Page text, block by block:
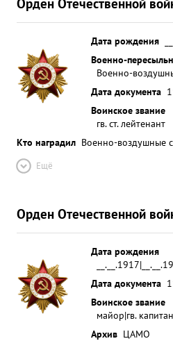
Дата рождения
Военно-
Военно-
Дата документа
Воинское звание
гв. ст. лейтенант
Кто наградил Военно-воздушные
Ещё
Орден Отечественной
Дата рождения
Дата документа
Воинское звание
майор|гв. капитан
Архив ЦАМО